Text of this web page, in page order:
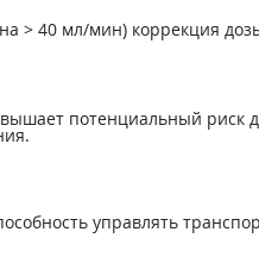
> 40 мл/мин) коррекция
потенциальный
управлять